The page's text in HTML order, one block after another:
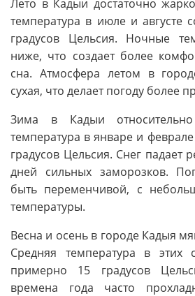
Лето в Кадыи достаточно
температура в июле и августе
градусов Цельсия. Ночные
ниже, что создает более
сна. Атмосфера летом в
сухая, что делает погоду более
Зима в Кадыи
температура в январе и
градусов Цельсия. Снег падает
дней сильных заморозков.
быть переменчивой, с
температуры.
Весна и осень в городе Кадыя
Средняя температура в этих
примерно 15 градусов
времена года часто